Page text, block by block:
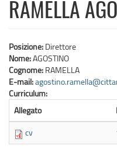
RAMELLA
Posizione: Direttore
Nome:AGOSTINO
Cognome: RAMELLA
E-mail:
Curriculum:
Allegato
cv